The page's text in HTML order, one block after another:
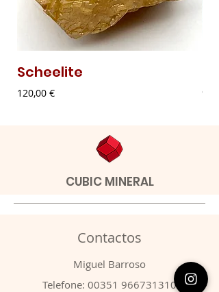
Scheelite
Preço
120,00 € 9,00
CUBIC MINERAL
Contactos
​Miguel Barroso
Telefone: 00351 966731310